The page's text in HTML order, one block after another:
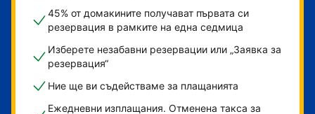
45% от домакините получават първата си
резервация в рамките на една седмица
Изберете незабавни резервации или „Заявка за
резервация“
Ние ще ви съдействаме за плащанията
Ежедневни изплащания. Отменена такса за